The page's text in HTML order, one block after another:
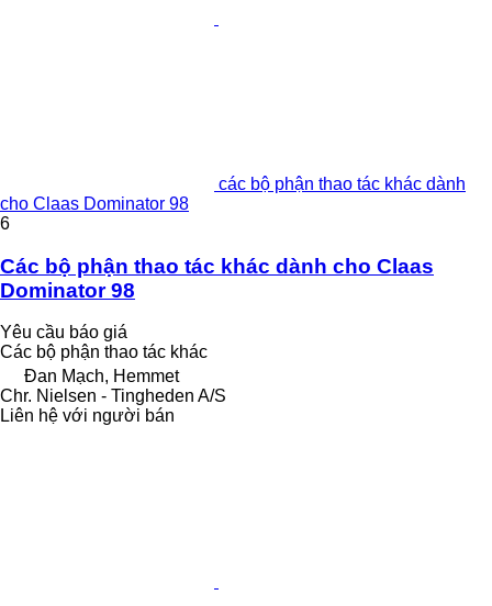
các bộ phận thao tác khác dành
cho Claas Dominator 98
6
Các bộ phận thao tác khác dành cho Claas
Dominator 98
Yêu cầu báo giá
Các bộ phận thao tác khác
Đan Mạch, Hemmet
Chr. Nielsen - Tingheden A/S
Liên hệ với người bán